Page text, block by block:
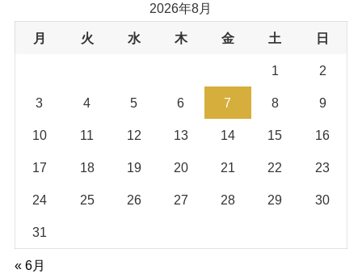
2026年8月
月 火 水 木 金 土 日
1 2
3 4 5 6 7 8 9
10 11 12 13 14 15 16
17 18 19 20 21 22 23
24 25 26 27 28 29 30
31
« 6月